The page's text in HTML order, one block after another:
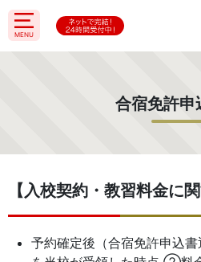
MENU
合宿免許申
【入校契約・教習料金に
予約確定後（合宿免許申込